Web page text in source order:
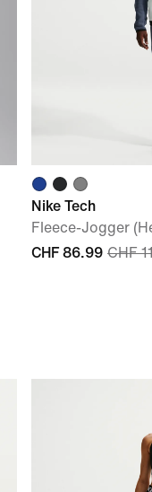
Nike Tech
Fleece-Jogger
CHF 86.99 CHF